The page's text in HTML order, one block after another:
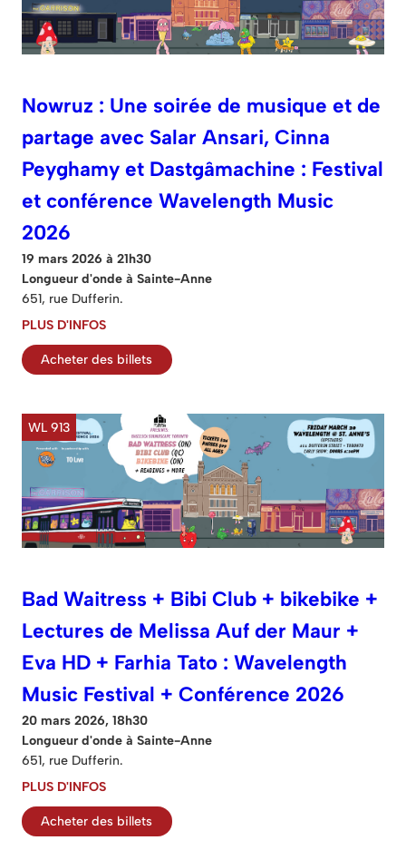
Nowruz : Une soirée de musique et de
partage avec Salar Ansari, Cinna
Peyghamy et Dastgâmachine : Festival
et conférence Wavelength Music
2026
19 mars 2026 à 21h30
Longueur d'onde à Sainte-Anne
651, rue Dufferin.
PLUS D'INFOS
Acheter des billets
WL 913
Bad Waitress + Bibi Club + bikebike +
Lectures de Melissa Auf der Maur +
Eva HD + Farhia Tato : Wavelength
Music Festival + Conférence 2026
20 mars 2026, 18h30
Longueur d'onde à Sainte-Anne
651, rue Dufferin.
PLUS D'INFOS
Acheter des billets